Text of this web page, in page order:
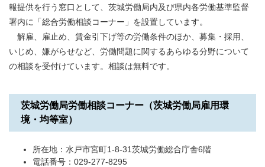
報提供を行う窓口として、茨城労働局内及び県内各労働基準監督
署内に「総合労働相談コーナー」を設置しています。
解雇、雇止め、賃金引下げ等の労働条件のほか、募集・採用、
いじめ、嫌がらせなど、労働問題に関するあらゆる分野について
の相談を受付けています。相談は無料です。
茨城労働局労働相談コーナー（茨城労働局雇用環
境・均等室）
所在地：水戸市宮町1-8-31茨城労働総合庁舎6階
電話番号：029-277-8295